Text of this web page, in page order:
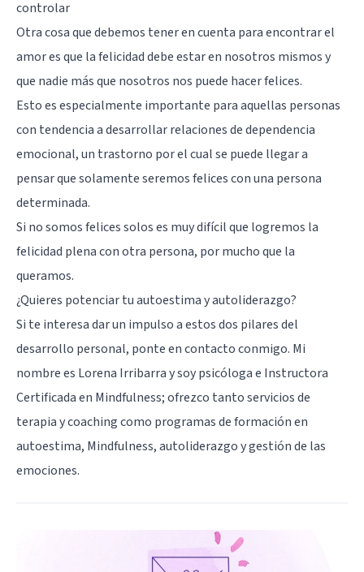
controlar
Otra cosa que debemos tener en cuenta para encontrar el
amor es que la felicidad debe estar en nosotros mismos y
que nadie más que nosotros nos puede hacer felices.
Esto es especialmente importante para aquellas personas
con tendencia a desarrollar relaciones de dependencia
emocional, un trastorno por el cual se puede llegar a
pensar que solamente seremos felices con una persona
determinada.
Si no somos felices solos es muy difícil que logremos la
felicidad plena con otra persona, por mucho que la
queramos.
¿Quieres potenciar tu autoestima y autoliderazgo?
Si te interesa dar un impulso a estos dos pilares del
desarrollo personal, ponte en contacto conmigo. Mi
nombre es Lorena Irribarra y soy psicóloga e Instructora
Certificada en Mindfulness; ofrezco tanto servicios de
terapia y coaching como programas de formación en
autoestima, Mindfulness, autoliderazgo y gestión de las
emociones.